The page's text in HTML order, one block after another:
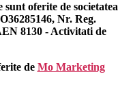
sunt oferite de societatea
Nr. Reg.
8130 - Activitati de
de Mo Marketing